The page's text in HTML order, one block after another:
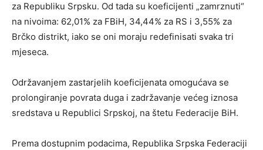
za Republiku Srpsku. Od tada su koeficijenti „zamrznuti“
na nivoima: 62,01% za FBiH, 34,44% za RS i 3,55% za
Brčko distrikt, iako se oni moraju redefinisati svaka tri
mjeseca.
Održavanjem zastarjelih koeficijenata omogućava se
prolongiranje povrata duga i zadržavanje većeg iznosa
sredstava u Republici Srpskoj, na štetu Federacije BiH.
Prema dostupnim podacima, Republika Srpska Federaciji